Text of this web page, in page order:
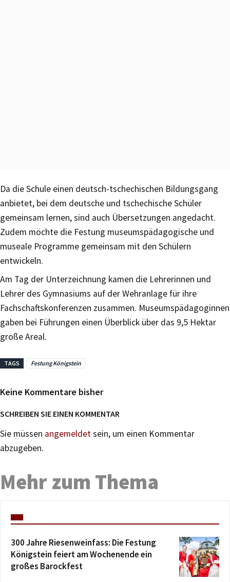
Da die Schule einen deutsch-tschechischen Bildungsgang
anbietet, bei dem deutsche und tschechische Schüler
gemeinsam lernen, sind auch Übersetzungen angedacht.
Zudem möchte die Festung museumspädagogische und
museale Programme gemeinsam mit den Schülern
entwickeln.
Am Tag der Unterzeichnung kamen die Lehrerinnen und
Lehrer des Gymnasiums auf der Wehranlage für ihre
Fachschaftskonferenzen zusammen. Museumspädagoginnen
gaben bei Führungen einen Überblick über das 9,5 Hektar
große Areal.
TAGS Festung Königstein
Keine Kommentare bisher
SCHREIBEN SIE EINEN KOMMENTAR
Sie müssen angemeldetsein, um einen Kommentar
abzugeben.
Mehr zum Thema
300 Jahre Riesenweinfass: Die Festung
Königstein feiert am Wochenende ein
großes Barockfest